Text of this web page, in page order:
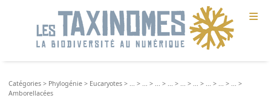
≡
Catégories > Phylogénie > Eucaryotes > > > > > > > > >
>
Amborellacées